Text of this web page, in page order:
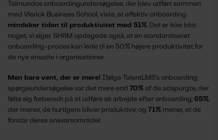
Talmundos onboardingundersøgelse, der blev udført sammen
med Vlerick Business School, viste, at effektiv onboarding
mindsker tiden til produktivitet med 51%. Det er ikke blot
noget, vi siger. SHRM opdagede også, at en standardiseret
onboarding-proces kan lede til en 50% højere produktivitet for
de nye ansatte i organisationer.
Men bare vent, der er mere! Ifølge TalentLMS's onboarding
spørgeundersøgelse var det mere end 70% af de adspurgte, der
følte sig forberedt på at udføre sit arbejde efter onboarding; 65%,
der mener, de hurtigere bliver produktive; og 71% mener, at de
forstår deres ansvarsområder.